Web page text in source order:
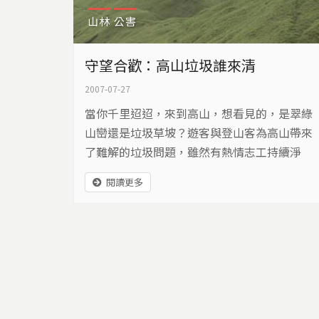
山林 公害
守望合歡：高山垃圾誰來清
2007-07-27
當你千里迢迢，來到高山，想看見的，是翠綠
山巒還是垃圾草坡？遊客與登山客為高山帶來
了難解的垃圾問題，雖然有熱情志工持續淨
山，但是清理的速度總是跟不上丟棄的速度。
七月，是高山百合與許多野花開放的季節，這
閱讀更多